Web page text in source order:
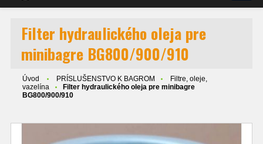
Filter hydraulického oleja pre
minibagre BG800/900/910
Úvod PRÍSLUŠENSTVO K BAGROM
Filtre, oleje,
vazelína
Filter hydraulického oleja pre minibagre
BG800/900/910